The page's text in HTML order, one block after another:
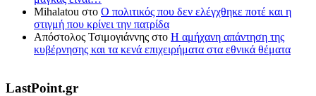
Mihalatou στο Ο πολιτικός που δεν ελέγχθηκε ποτέ και η
στιγμή που κρίνει την πατρίδα
Απόστολος Τσιμογιάννης στο Η αμήχανη απάντηση της
κυβέρνησης και τα κενά επιχειρήματα στα εθνικά θέματα
LastPoint.gr